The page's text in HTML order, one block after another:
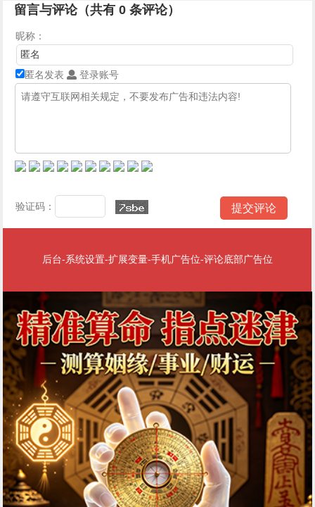
留言与评论（共有0 条评论）
昵称：
匿名发表 登录账号
验证码：
后台-系统设置-扩展变量-手机广告位-评论底部广告位